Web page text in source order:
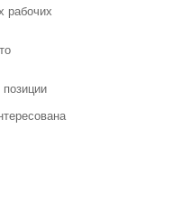
рабочих
позиции